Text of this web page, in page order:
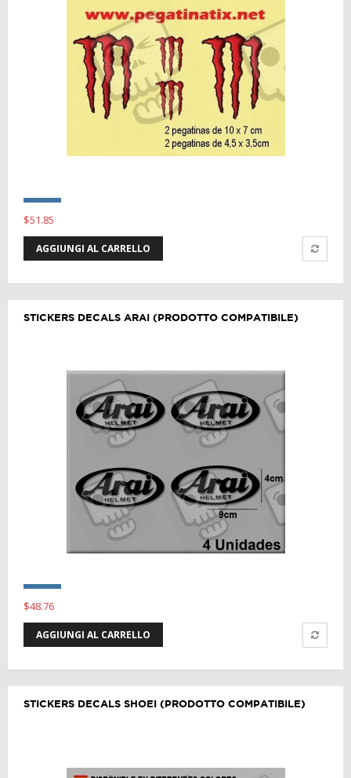
$51.85
AGGIUNGI AL CARRELLO
STICKERS DECALS ARAI (PRODOTTO COMPATIBILE)
$48.76
AGGIUNGI AL CARRELLO
STICKERS DECALS SHOEI (PRODOTTO COMPATIBILE)